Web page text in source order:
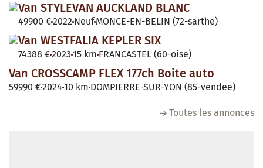
Van STYLEVAN AUCKLAND BLANC
49900 €2022 Neuf MONCE-EN-BELIN (72-sarthe)
Van WESTFALIA KEPLER SIX
74388 €2023 15 km FRANCASTEL (60-oise)
Van CROSSCAMP FLEX 177ch Boite auto
59990 €2024 10 km DOMPIERRE-SUR-YON (85-vendee)
Toutes les annonces